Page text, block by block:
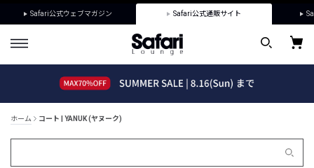
Safari公式ウェブマガジン Safari公式通販サイト
ホーム コート | YANUK (ヤヌーク)